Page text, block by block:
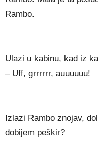
Rambo.
Ulazi u kabinu, kad iz
– Uff, grrrrrr, auuuuuu!
Izlazi Rambo znojav,
dobijem peškir?